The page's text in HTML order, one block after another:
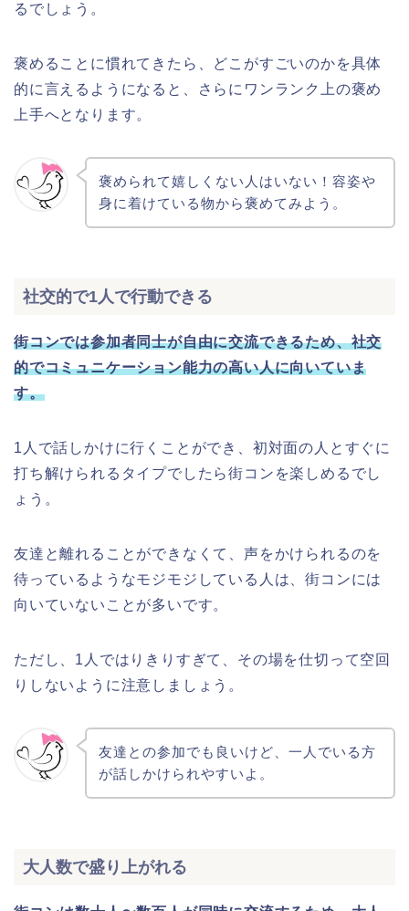
るでしょう。
褒めることに慣れてきたら、どこがすごいのかを具体
的に言えるようになると、さらにワンランク上の褒め
上手へとなります。
褒められて嬉しくない人はいない！容姿や
身に着けている物から褒めてみよう。
社交的で1人で行動できる
街コンでは参加者同士が自由に交流できるため、社交
的でコミュニケーション能力の高い人に向いていま
す。
1人で話しかけに行くことができ、初対面の人とすぐに
打ち解けられるタイプでしたら街コンを楽しめるでし
ょう。
友達と離れることができなくて、声をかけられるのを
待っているようなモジモジしている人は、街コンには
向いていないことが多いです。
ただし、1人ではりきりすぎて、その場を仕切って空回
りしないように注意しましょう。
友達との参加でも良いけど、一人でいる方
が話しかけられやすいよ。
大人数で盛り上がれる